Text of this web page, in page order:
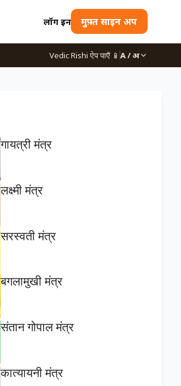
लॉग इन मुफ़्त साइन अप
Vedic Rishi ऐप पाएँ 📱 A / अ
गायत्री मंत्र
लक्ष्मी मंत्र
सरस्वती मंत्र
बगलामुखी मंत्र
संतान गोपाल मंत्र
कात्यायनी मंत्र